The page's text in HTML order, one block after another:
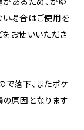
い場合はご使用を
をお使いいただき
落下、またポケ
原因となります